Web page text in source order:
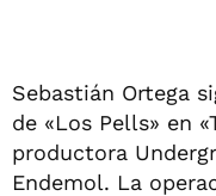
Sebastián Ortega
de «Los Pells» en
productora
Endemol. La